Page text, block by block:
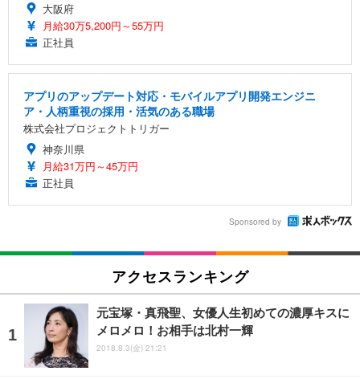
大阪府
月給30万5,200円～55万円
正社員
アプリのアップデート対応・モバイルアプリ開発エンジニ
ア・人柄重視の採用・活気のある職場
株式会社プロジェクトトリガー
神奈川県
月給31万円～45万円
正社員
Sponsored by
アクセスランキング
元宝塚・真飛聖、女優人生初めての濃厚キスに
メロメロ！お相手は北村一輝
2018.8.3(金) 21:21